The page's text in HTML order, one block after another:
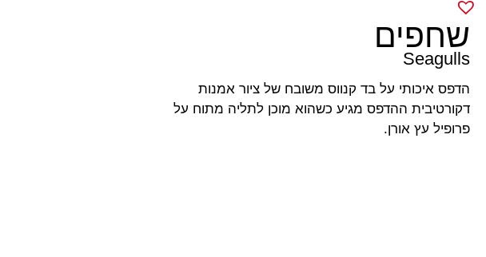
שחפים
Seagulls
הדפס איכותי על בד קנווס משובח של ציור אמנות
דקורטיבית ההדפס מגיע כשהוא מוכן לתליה מתוח על
פרופיל עץ אורן.